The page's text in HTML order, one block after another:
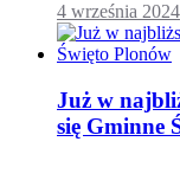
4 września 2024
Już w
się Gminne